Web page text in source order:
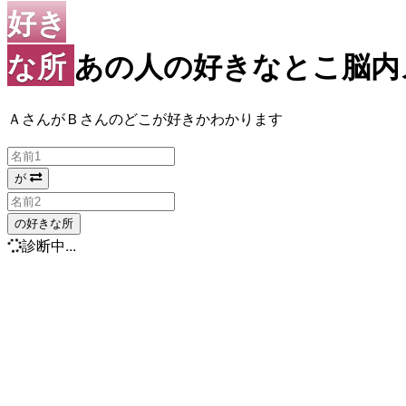
好き
な所 あの人の好きなとこ脳
ＡさんがＢさんのどこが好きかわかります
が
の好きな所
診断中...